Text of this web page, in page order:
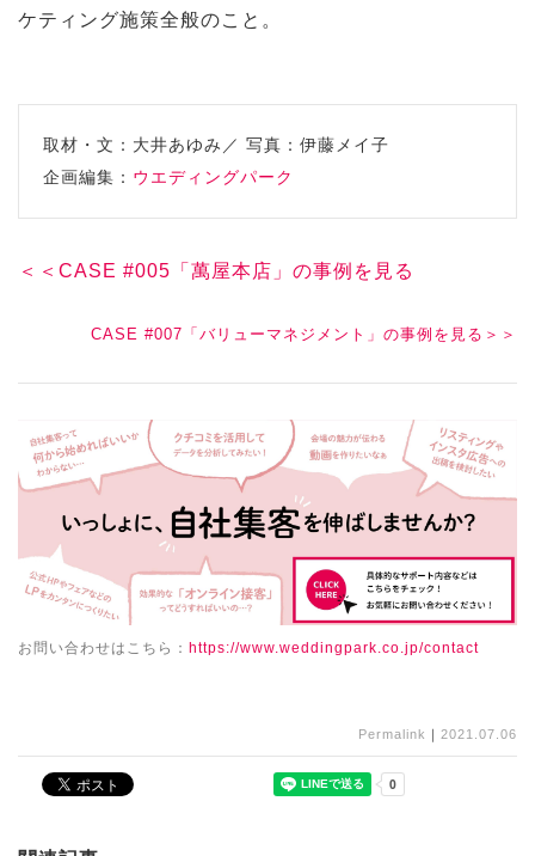
ケティング施策全般のこと。
取材・文：大井あゆみ／ 写真：伊藤メイ子
企画編集： ウエディングパーク
＜＜CASE #005「萬屋本店」の事例を見る
CASE #007「バリューマネジメント」の事例を見る＞＞
お問い合わせはこちら： https://www.weddingpark.co.jp/contact
Permalink ｜ 2021.07.06